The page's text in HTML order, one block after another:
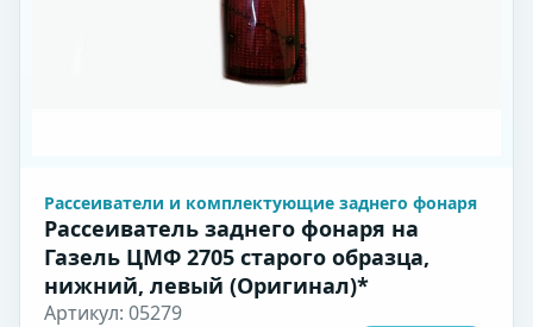
Рассеиватели и комплектующие заднего фонаря
Рассеиватель заднего фонаря на
Газель ЦМФ 2705 старого образца,
нижний, левый (Оригинал)*
Артикул: 05279